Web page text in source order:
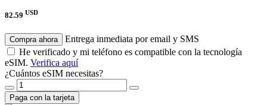
82.59 USD
Compra ahora
Entrega inmediata por email y SMS
He verificado y mi teléfono es compatible con la tecnología
eSIM. Verifica aquí
¿Cuántos eSIM necesitas?
Paga con la tarjeta